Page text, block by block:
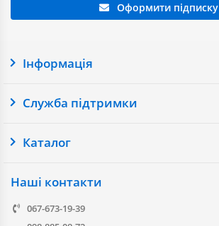
Оформити підписку
Інформація
Служба підтримки
Каталог
Наші контакти
067-673-19-39